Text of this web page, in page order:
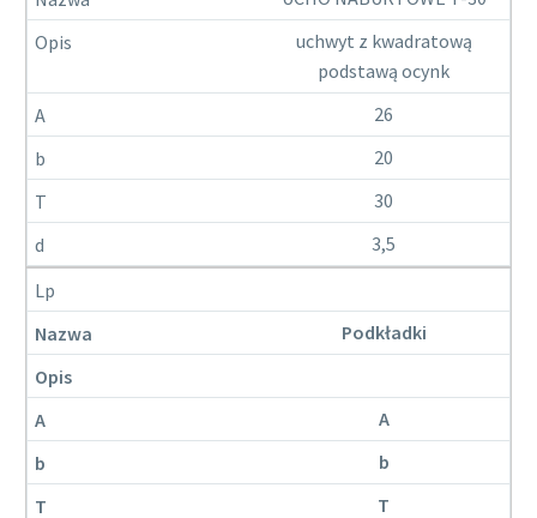
uchwyt z kwadratową
podstawą ocynk
26
20
30
3,5
Podkładki
A
b
T